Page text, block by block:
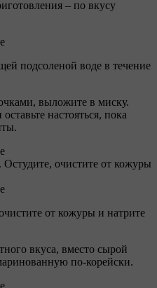
– по вкусу
подсоленой воде в течение
выложите в миску.
настояться, пока
очистите от кожуры
от кожуры и натрите
вкуса, вместо сырой
по-корейски.